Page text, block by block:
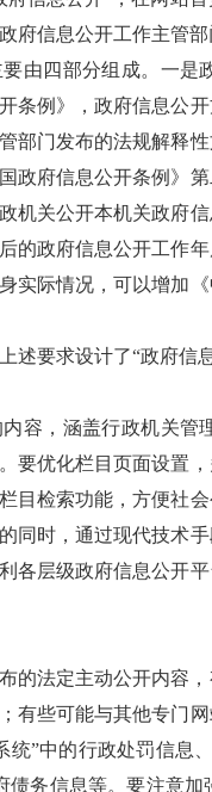
府信息公开工作主管
由四部分组成。一
条例》，政府信息公
部门发布的法规解释
政府信息公开条例》
机关公开本机关政府
的政府信息公开工作
实际情况，可以增加
述要求设计了“政府信
容，涵盖行政机关
要优化栏目页面设置
目检索功能，方便社
同时，通过现代技术
各层级政府信息公开
的法定主动公开内容
有些可能与其他专门
统”中的行政处罚信息
债务信息等。要注意